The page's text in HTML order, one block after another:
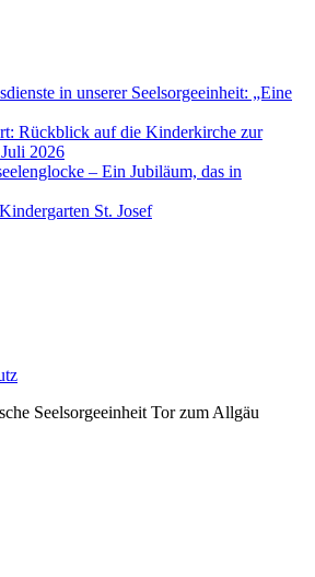
in unserer Seelsorgeeinheit: „Eine
Rückblick auf die Kinderkirche zur
2026
– Ein Jubiläum, das in
St. Josef
Seelsorgeeinheit Tor zum Allgäu